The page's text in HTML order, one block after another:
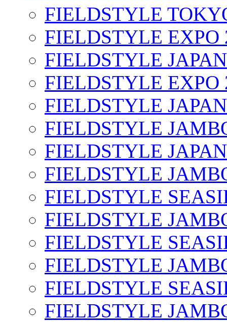
FIELDSTYLE
FIELDSTYLE EXPO
FIELDSTYLE
FIELDSTYLE EXPO
FIELDSTYLE
FIELDSTYLE
FIELDSTYLE
FIELDSTYLE
FIELDSTYLE
FIELDSTYLE
FIELDSTYLE
FIELDSTYLE
FIELDSTYLE
FIELDSTYLE